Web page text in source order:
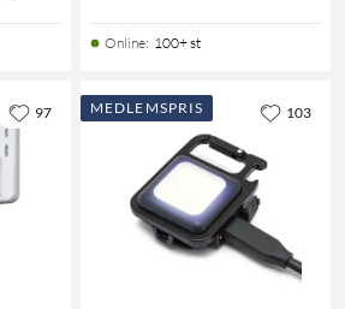
Online: 100+ st
97 MEDLEMSPRIS 103